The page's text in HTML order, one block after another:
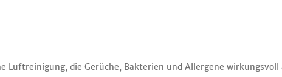
die Gerüche, Bakterien und Allergene wirkungsvoll